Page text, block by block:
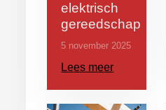
elektrisch
gereedschap
5 november 2025
Lees meer